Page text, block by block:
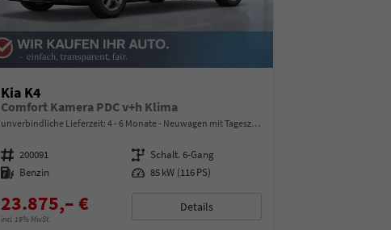
Kia K4
Comfort Kamera PDC v+h Klima
unverbindliche Lieferzeit: 4 - 6 Monate Neuwagen mit Tageszulassung
Fahrzeugnummer 200091 Getriebe Schalt. 6-Gang
Kraftstoff Benzin Leistung 85 kW (116 PS)
23.875,– €
incl. 19% MwSt.
Details